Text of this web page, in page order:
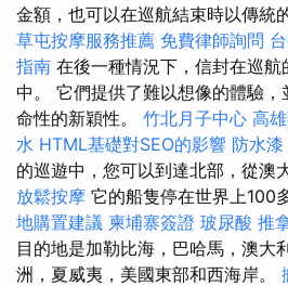
金額，也可以在巡航結束時以傳統
草屯按摩服務推薦 免費律師詢問
指南 在後一種情況下，信封在巡航
中。 它們提供了難以想像的體驗
命性的新穎性。 竹北月子中心 高
水 HTML基礎對SEO的影響 防水漆
的巡遊中，您可以到達北部，從澳
放鬆按摩 它的船隻停在世界上100
地購置建議 柬埔寨簽證 玻尿酸 推
目的地是加勒比海，巴哈馬，澳大
洲，夏威夷，美國東部和西海岸。